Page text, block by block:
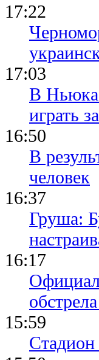
17:22
17:03
В
играть
16:50
В
человек
16:37
Груша:
16:17
15:59
Стадион